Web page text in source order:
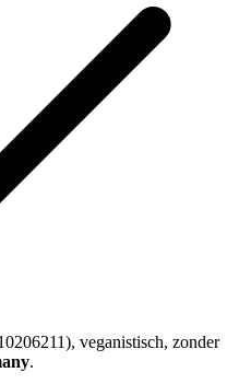
veganistisch, zonder
.